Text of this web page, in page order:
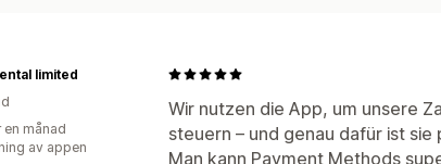
Wir nutzen die App, um unsere
steuern – und genau dafür ist
Man kann Payment Methods
limited
en månad
av appen